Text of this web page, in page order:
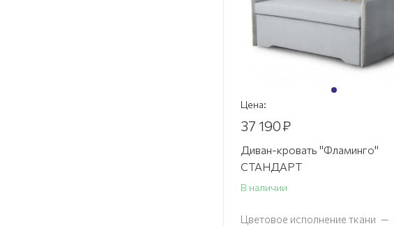
Цена:
37 190₽
Диван-кровать "Фламинго"
СТАНДАРТ
В наличии
Цветовое исполнение ткани —